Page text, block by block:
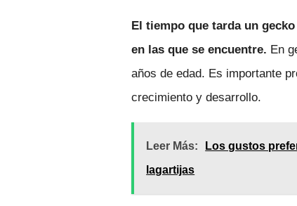
El tiempo que tarda un
en las que se encuentre. En
años de edad. Es importante
crecimiento y desarrollo.
Leer Más:
Los gustos
lagartijas